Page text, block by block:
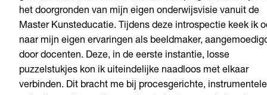
het doorgronden van mijn eigen onderwijsvisie vanuit de
Master Kunsteducatie. Tijdens deze introspectie keek ik
naar mijn eigen ervaringen als beeldmaker,
door docenten. Deze, in de eerste instantie, losse
puzzelstukjes kon ik uiteindelijke naadloos met elkaar
verbinden. Dit bracht me bij procesgerichte, instrumentele